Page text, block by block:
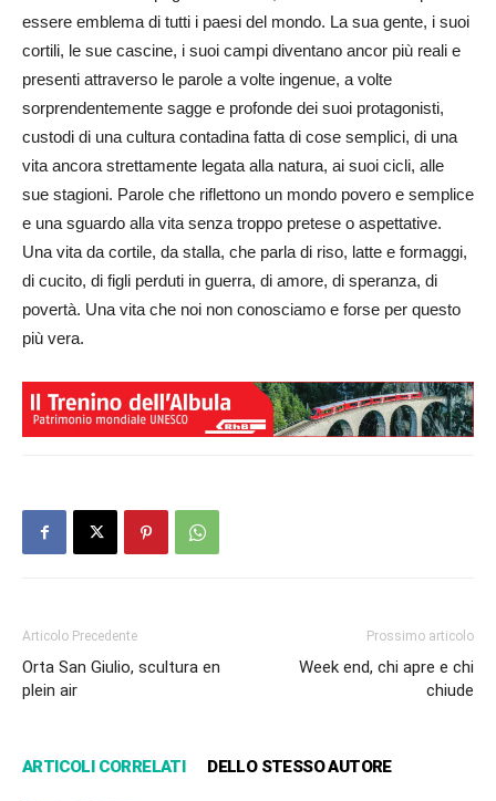
essere emblema di tutti i paesi del mondo. La sua gente, i suoi
cortili, le sue cascine, i suoi campi diventano ancor più reali e
presenti attraverso le parole a volte ingenue, a volte
sorprendentemente sagge e profonde dei suoi protagonisti,
custodi di una cultura contadina fatta di cose semplici, di una
vita ancora strettamente legata alla natura, ai suoi cicli, alle
sue stagioni. Parole che riflettono un mondo povero e semplice
e una sguardo alla vita senza troppo pretese o aspettative.
Una vita da cortile, da stalla, che parla di riso, latte e formaggi,
di cucito, di figli perduti in guerra, di amore, di speranza, di
povertà. Una vita che noi non conosciamo e forse per questo
più vera.
Articolo Precedente
Orta San Giulio, scultura en
plein air
Prossimo articolo
Week end, chi apre e chi
chiude
ARTICOLI CORRELATI DELLO STESSO AUTORE